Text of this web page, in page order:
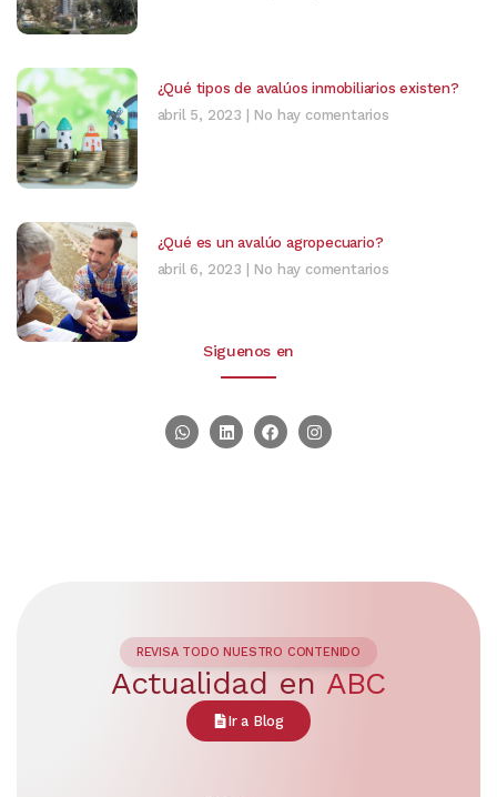
¿Qué tipos de avalúos inmobiliarios existen?
abril 5, 2023
No hay comentarios
¿Qué es un avalúo agropecuario?
abril 6, 2023
No hay comentarios
Siguenos en
REVISA TODO NUESTRO CONTENIDO
Actualidad en ABC
Ir a Blog